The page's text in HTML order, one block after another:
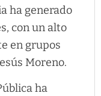
ha generado
con un alto
en grupos
Moreno.
ha